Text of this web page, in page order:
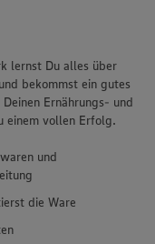
lernst Du alles über
bekommst ein gutes
Ernährungs- und
einem vollen Erfolg.
und
die Ware